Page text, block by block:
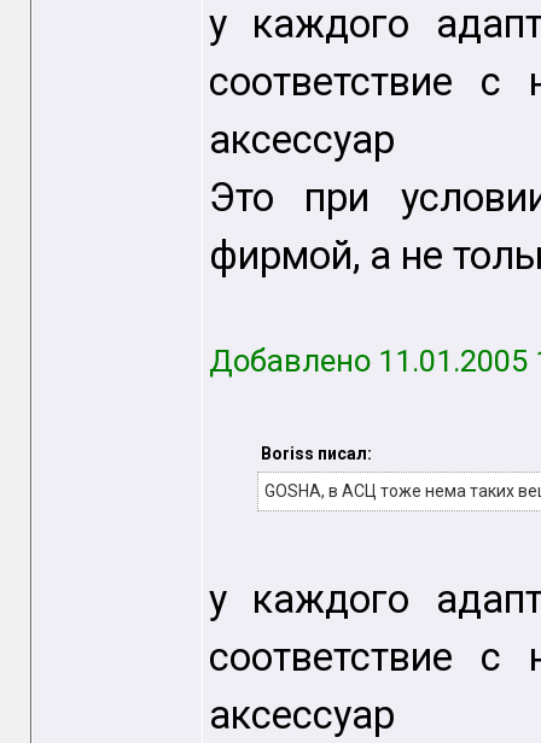
у каждого
соответствие с
аксессуар
Это при
фирмой, а не
Добавлено 11.01.2005
Boriss писал:
GOSHA, в АСЦ тоже нема таких
у каждого
соответствие с
аксессуар